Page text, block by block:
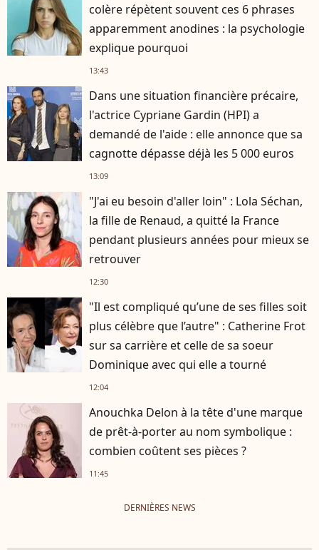
colère répètent souvent ces 6 phrases
apparemment anodines : la psychologie
explique pourquoi
13:43
Dans une situation financière précaire,
l'actrice Cypriane Gardin (HPI) a
demandé de l'aide : elle annonce que sa
cagnotte dépasse déjà les 5 000 euros
13:09
"J'ai eu besoin d'aller loin" : Lola Séchan,
la fille de Renaud, a quitté la France
pendant plusieurs années pour mieux se
retrouver
12:30
"Il est compliqué qu’une de ses filles soit
plus célèbre que l’autre" : Catherine Frot
sur sa carrière et celle de sa soeur
Dominique avec qui elle a tourné
12:04
Anouchka Delon à la tête d'une marque
de prêt-à-porter au nom symbolique :
combien coûtent ses pièces ?
11:45
DERNIÈRES NEWS